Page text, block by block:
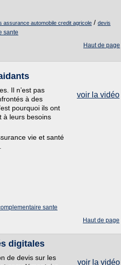
assurance automobile credit agricole / devis
sante
Haut de page
voir la vidéo
Il n’est pas
à des
pourquoi ils ont
à leurs besoins
vie et santé
sante
Haut de page
digitales
voir la vidéo
de devis sur les